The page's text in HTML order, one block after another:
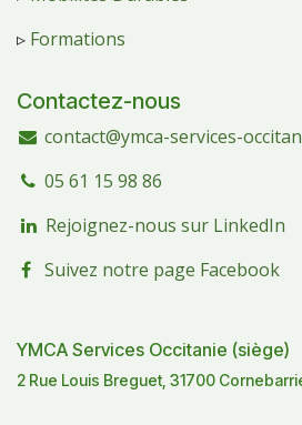
▹ Formations
Contactez-nous
contact@ymca-services-
05 61 15 98 86
Rejoignez-nous sur LinkedIn
Suivez notre page Facebook
YMCA Services Occitanie (siège)
2 Rue Louis Breguet, 31700